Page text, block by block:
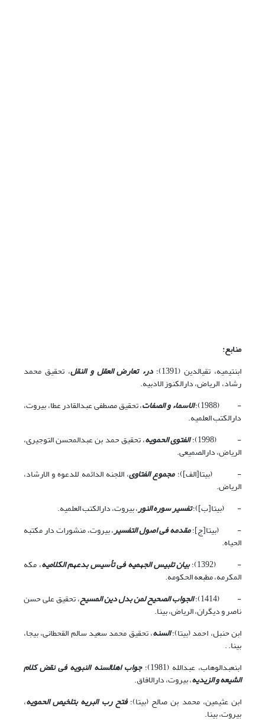
منابع:
ابن‏تیمیه، تقی‏الدین (1391)؛
درء تعارض العقل و النقل، تحقیق محمد
رشاد، الریاض، دارالکنوز الادبیه.
- (1988)؛
الاسماء و الصفات، تحقیق مصطفی عبدالقادر عطا، بیروت،
دارالکتب العلمیه.
- (1998)؛
الفتوی الحمویه، تحقیق حمد بن عبدالمحسن التوجیری،
الریاض، دارالصمیعی.
- (بی‏تا[الف])؛مجموع الفتاوی، اللجنه الدائمه للدعوه و الارشاد،
الریاض.
- (بی‏تا[ب])؛تفسیر سوره النور، بیروت، دارالکتب العلمیه.
- (بی‏تا[ج]؛مقدمه فی اصول التفسیر، بیروت، منشورات دار مکتبه
الحیاه.
- (1392)؛
بیان تلبیس الجهمیه فی تأسیس بدعهم الکلامیه، مکه
المکرمه، مطبعه الحکومه.
- (1414)؛
الجواب الصحیح لمن بدل دین المسیح، تحقیق علی حسن
ناصر و دیگران، الریاض، بی‏نا.
ابن حنبل، احمد (بی‏تا)؛السنه، تحقیق محمد سعید سالم القحطانی، بی‏جا،
بی‏نا. .
ابن‏عبدالوهاب، عبدالله (1981)؛
جواب اهل‏السنه النبویه فی نقض کلام
الشیعه و الزیدیه، بیروت، دارالافاق.
ابن عثیمین، محمد بن صالح (بی‏تا)؛فتح رب البریه بتلخیص الحمویه،
بیروت، بی‏نا.